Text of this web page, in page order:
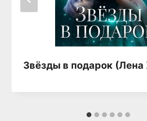
Звёзды в подарок (Лена